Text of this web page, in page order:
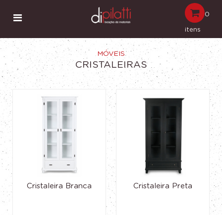
0
itens
MÓVEIS
CRISTALEIRAS
Cristaleira Branca Cristaleira Preta